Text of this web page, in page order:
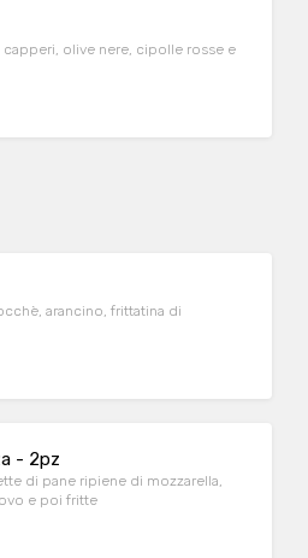
capperi, olive nere, cipolle rosse e
arancino, frittatina di
- 2pz
di pane ripiene di mozzarella,
e poi fritte